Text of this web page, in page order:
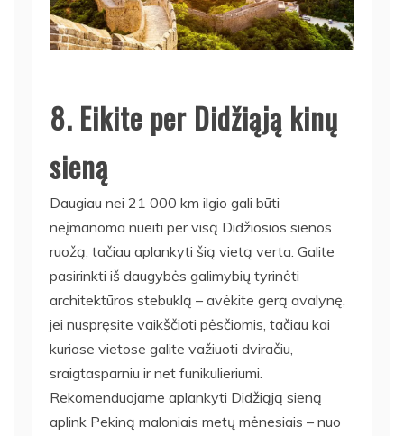
8. Eikite per Didžiąją kinų
sieną
Daugiau nei 21 000 km ilgio gali būti
neįmanoma nueiti per visą Didžiosios sienos
ruožą, tačiau aplankyti šią vietą verta. Galite
pasirinkti iš daugybės galimybių tyrinėti
architektūros stebuklą – avėkite gerą avalynę,
jei nuspręsite vaikščioti pėsčiomis, tačiau kai
kuriose vietose galite važiuoti dviračiu,
sraigtasparniu ir net funikulieriumi.
Rekomenduojame aplankyti Didžiąją sieną
aplink Pekiną maloniais metų mėnesiais – nuo ​​